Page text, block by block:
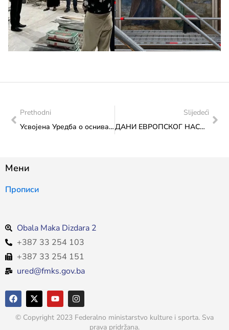
Prethodni
Усвојена Уредба о оснивању Савјета за младе Федерације БиХ: Нова ера стратешког партнерства са младима – Први пут у Федерацији БиХ
Slijedeći
ДАНИ ЕВРОПСКОГ НАСЛИЈЕЂА 2025: КРЕШЕВО У САРАЈЕВУ
Мени
Прописи
Obala Maka Dizdara 2
+387 33 254 103
+387 33 254 151
ured@fmks.gov.ba
© Copyright 2023 Federalno ministarstvo kulture i sporta. Sva
prava pridržana.